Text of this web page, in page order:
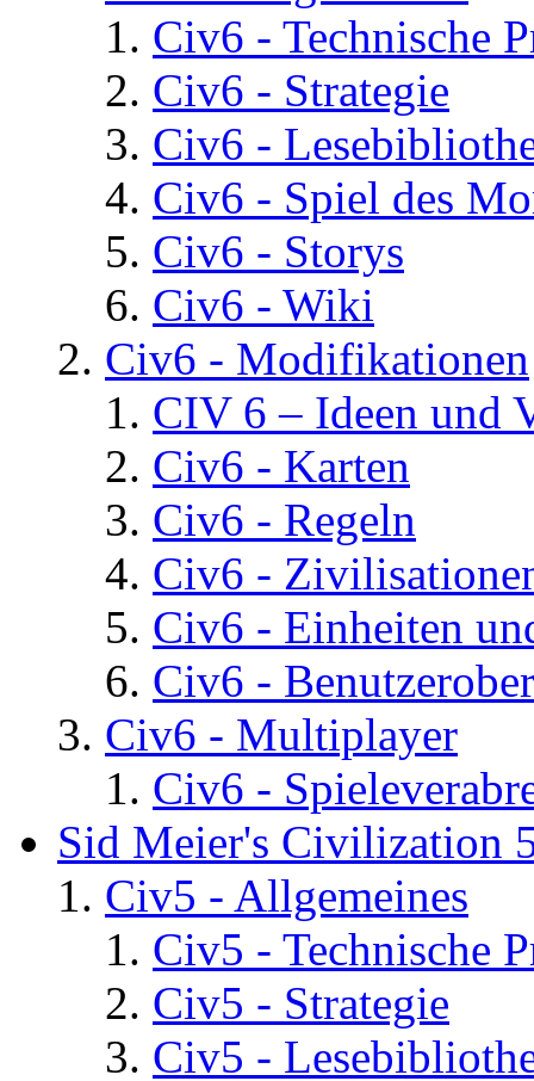
Civ6 - Technische
Civ6 - Strategie
Civ6 -
Civ6 - Spiel des
Civ6 - Storys
Civ6 - Wiki
Civ6 - Modifikationen
CIV 6 – Ideen und
Civ6 - Karten
Civ6 - Regeln
Civ6 -
Civ6 - Einheiten
Civ6 -
Civ6 - Multiplayer
Civ6 -
Sid Meier's Civilization
Civ5 - Allgemeines
Civ5 - Technische
Civ5 - Strategie
Civ5 -